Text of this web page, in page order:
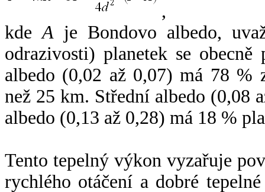
,
kdeA je Bondovo albedo,
odrazivosti) planetek se
albedo (0,02 až 0,07) má 78 %
než 25 km. Střední albedo (0,08
albedo (0,13 až 0,28) má 18 %
Tento tepelný výkon vyzařuje
rychlého otáčení a dobré